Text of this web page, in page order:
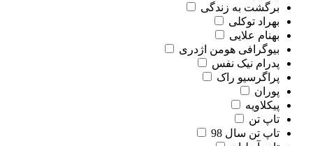
برگشت به زندگی
بهراد توکلی
بهنام علایی
بیوگرافی هومن اژدری
پدرام نیک نفس
پراگرسیو راک
پوران
پیکلاویه
تاپ تن
تاپ تن سال 98